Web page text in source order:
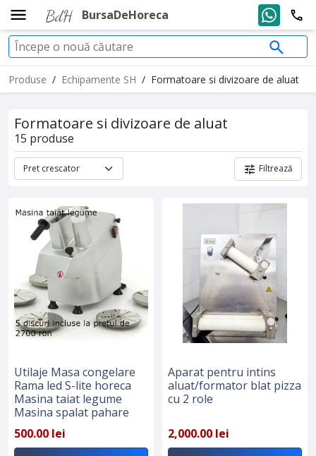
BursaDeHoreca
Produse / Echipamente SH / Formatoare si divizoare de aluat
Formatoare si divizoare de aluat
15 produse
Filtrează
Utilaje Masa congelare
Rama led S-lite horeca
Masina taiat legume
Masina spalat pahare
500.00 lei
Aparat pentru intins
aluat/formator blat pizza
cu 2 role
2,000.00 lei